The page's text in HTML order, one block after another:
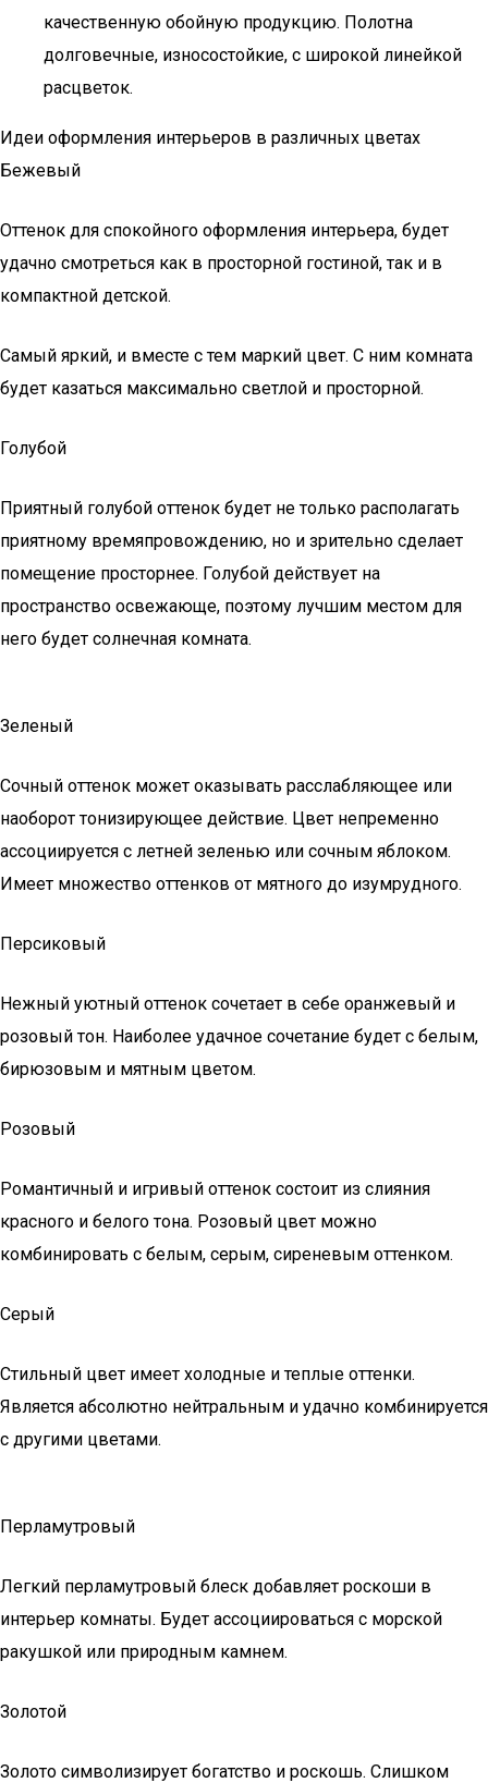
качественную обойную продукцию. Полотна
долговечные, износостойкие, с широкой линейкой
расцветок.
Идеи оформления интерьеров в различных цветах
Бежевый
Оттенок для спокойного оформления интерьера, будет
удачно смотреться как в просторной гостиной, так и в
компактной детской.
Самый яркий, и вместе с тем маркий цвет. С ним комната
будет казаться максимально светлой и просторной.
Голубой
Приятный голубой оттенок будет не только располагать
приятному времяпровождению, но и зрительно сделает
помещение просторнее. Голубой действует на
пространство освежающе, поэтому лучшим местом для
него будет солнечная комната.
Зеленый
Сочный оттенок может оказывать расслабляющее или
наоборот тонизирующее действие. Цвет непременно
ассоциируется с летней зеленью или сочным яблоком.
Имеет множество оттенков от мятного до изумрудного.
Персиковый
Нежный уютный оттенок сочетает в себе оранжевый и
розовый тон. Наиболее удачное сочетание будет с белым,
бирюзовым и мятным цветом.
Розовый
Романтичный и игривый оттенок состоит из слияния
красного и белого тона. Розовый цвет можно
комбинировать с белым, серым, сиреневым оттенком.
Серый
Стильный цвет имеет холодные и теплые оттенки.
Является абсолютно нейтральным и удачно комбинируется
с другими цветами.
Перламутровый
Легкий перламутровый блеск добавляет роскоши в
интерьер комнаты. Будет ассоциироваться с морской
ракушкой или природным камнем.
Золотой
Золото символизирует богатство и роскошь. Слишком